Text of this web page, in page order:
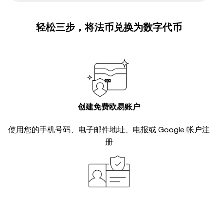
轻松三步，将法币兑换为数字代币
创建免费欧易账户
使用您的手机号码、电子邮件地址、电报或 Google 帐户注
册